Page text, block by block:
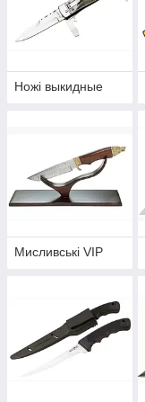
Ножі выкидные
Мисливські VIP